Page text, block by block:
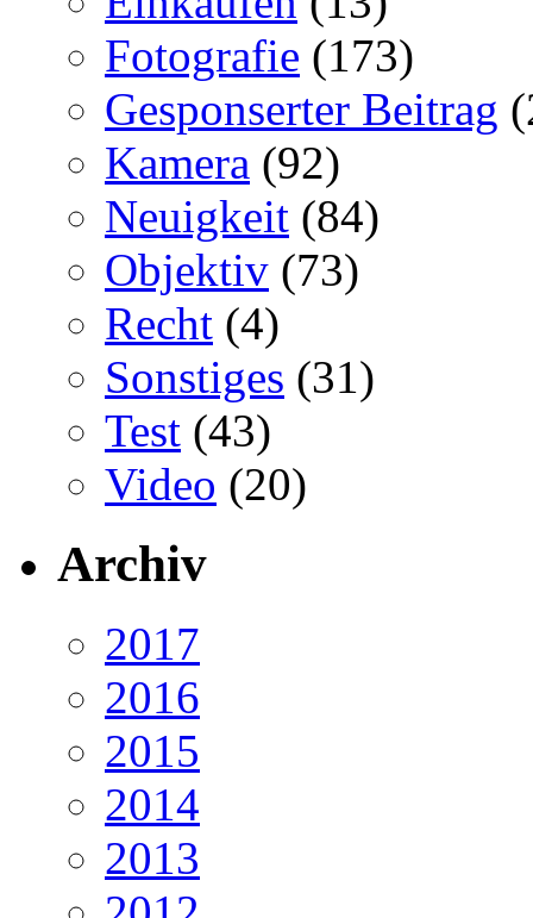
Fotografie (173)
Gesponserter Beitrag
Kamera (92)
Neuigkeit (84)
Objektiv (73)
Recht (4)
Sonstiges (31)
Test (43)
Video (20)
Archiv
2017
2016
2015
2014
2013